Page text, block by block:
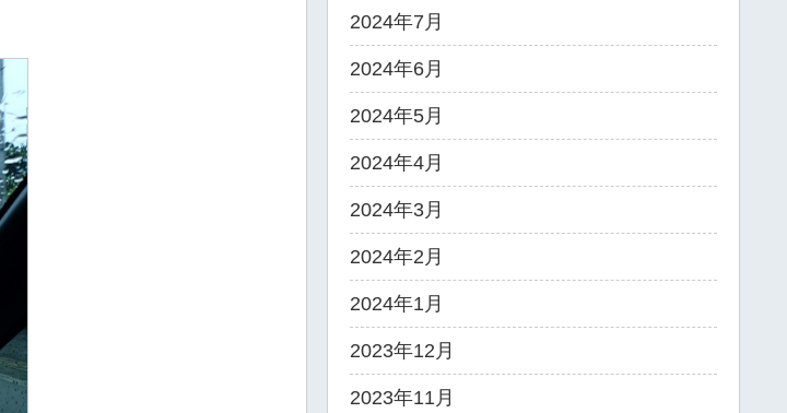
2024年7月
2024年6月
2024年5月
2024年4月
2024年3月
2024年2月
2024年1月
2023年12月
2023年11月